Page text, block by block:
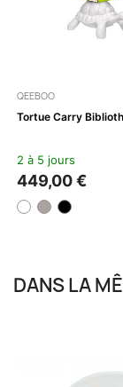
QEEBOO
Tortue Carry
2 à 5 jours
449,00 €
DANS LA